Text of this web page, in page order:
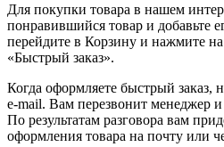
Для покупки товара в нашем
понравившийся товар и добавьте
перейдите в Корзину и нажмите
«Быстрый заказ».
Когда оформляете быстрый
e-mail. Вам перезвонит менеджер и
По результатам разговора вам
оформления товара на почту или